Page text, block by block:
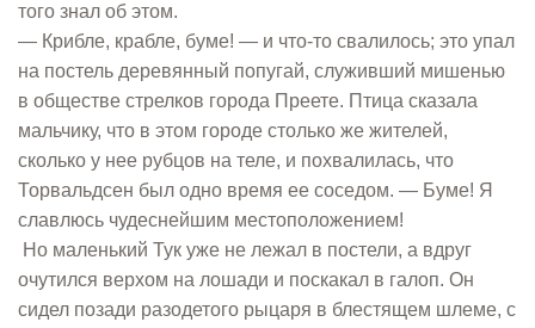
того знал об этом.
— Крибле, крабле, буме! — и что-то свалилось; это упал
на постель деревянный попугай, служивший мишенью
в обществе стрелков города Преете. Птица сказала
мальчику, что в этом городе столько же жителей,
сколько у нее рубцов на теле, и похвалилась, что
Торвальдсен был одно время ее соседом. — Буме! Я
славлюсь чудеснейшим местоположением!
Но маленький Тук уже не лежал в постели, а вдруг
очутился верхом на лошади и поскакал в галоп. Он
сидел позади разодетого рыцаря в блестящем шлеме, с